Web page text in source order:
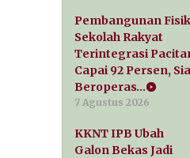
Pembangunan Fisik
Sekolah Rakyat
Terintegrasi
Capai 92 Persen,
Beroperas…
7 Agustus 2026
KKNT IPB Ubah
Galon Bekas Jadi